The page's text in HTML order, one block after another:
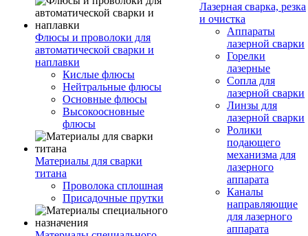
Флюсы и проволоки для
автоматической сварки и
наплавки
Кислые флюсы
Нейтральные флюсы
Основные флюсы
Высокоосновные
флюсы
Материалы для сварки
титана
Проволока сплошная
Присадочные прутки
Лазерная сварка, резка
и очистка
Аппараты
лазерной сварки
Горелки
лазерные
Сопла для
лазерной сварки
Линзы для
лазерной сварки
Ролики
подающего
механизма для
лазерного
аппарата
Каналы
направляющие
для лазерного
аппарата